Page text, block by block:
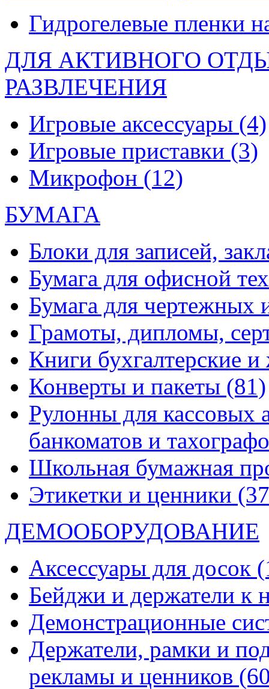
Гидрогелевые пленки
ДЛЯ АКТИВНОГО
РАЗВЛЕЧЕНИЯ
Игровые аксессуары (4)
Игровые приставки (3)
Микрофон (12)
БУМАГА
Блоки для записей,
Бумага для офисной
Бумага для чертежных
Грамоты, дипломы,
Книги бухгалтерские
Конверты и пакеты (81)
Рулонны для кассовых
банкоматов и
Школьная бумажная
Этикетки и ценники
ДЕМООБОРУДОВАНИЕ
Аксессуары для досок
Бейджи и держатели к
Демонстрационные
Держатели, рамки и
рекламы и ценников